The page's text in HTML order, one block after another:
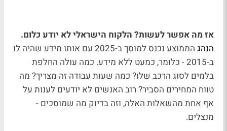
אז מה אפשר לעשות? הלקוח הישראלי לא יודע כלום.
הנהג
הממוצע נכנס למוסך ב-2025 עם אותו מידע שהיה לו
ב-2015 - כלומר, כמעט ללא מידע. כמה עולה החלפת
בלמים לסוג הרכב שלו? כמה שעות עבודה זה מצריך? מה
טווח המחירים הסביר? רוב האנשים לא יודעים לענות על
אף אחת מהשאלות האלה, וזה בדיוק מה שמוסכים -
מנצלים.